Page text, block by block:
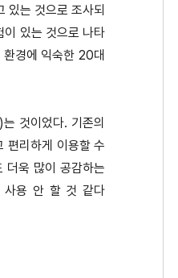
있는 것으로 조사되
있는 것으로 나타
경에 익숙한 20대
것이었다. 기존의
편리하게 이용할 수
더욱 많이 공감하는
사용 안 할 것 같다